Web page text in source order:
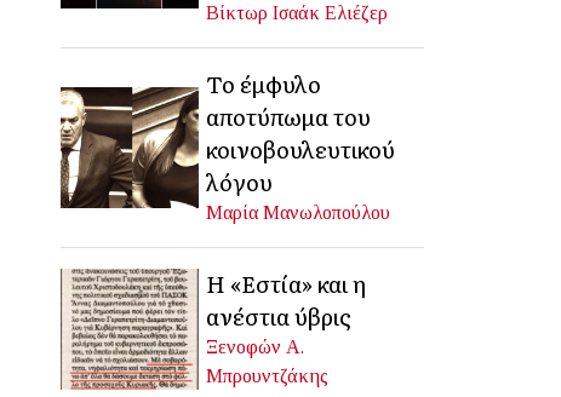
Βίκτωρ Ισαάκ Ελιέζερ
Το έμφυλο
αποτύπωμα του
κοινοβουλευτικού
λόγου
Μαρία Μανωλοπούλου
Η «Εστία» και η
ανέστια ύβρις
Ξενοφών Α.
Μπρουντζάκης